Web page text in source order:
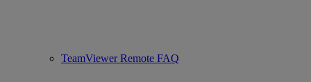
TeamViewer Remote FAQ